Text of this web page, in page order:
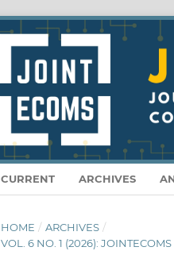
CURRENT ARCHIVES
HOME / ARCHIVES /
VOL. 6 NO. 1 (2026):